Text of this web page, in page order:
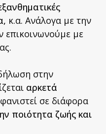
κ.α. Ανάλογα με την
με
στην
αρκετά
σε διάφορα
ποιότητα ζωής και